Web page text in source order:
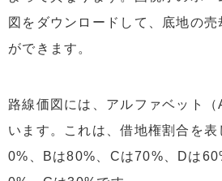
図をダウンロードして、底地の売
ができます。
路線価図には、アルファベット
います。これは、借地権割合を
0%、Bは80%、Cは70%、Dは